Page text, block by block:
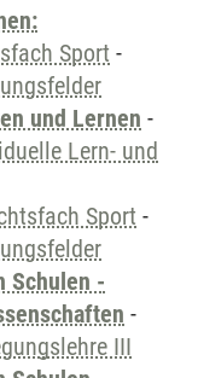
Sport -
und Lernen -
Lern- und
Sport -
Schulen -
-
III